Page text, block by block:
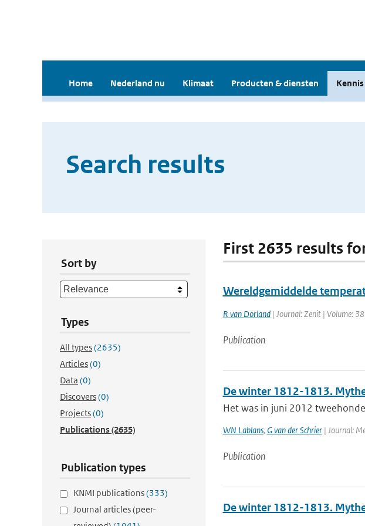
Home Nederland nu Klimaat Producten & diensten
Search results
Sort by
Types
All types(2635)
Articles(0)
Data (0)
Discovers(0)
Projects(0)
Publications(2635)
Publication types
KNMI publications(333)
Journal articles (peer-
First 2635 results
Wereldgemiddelde
R van Dorland| Journal: Zenit | Volume:
Publication
De winter 1812-1813.
Het was in juni 2012
WN Lablans, G van der Schrier| Journal:
Publication
De winter 1812-1813.